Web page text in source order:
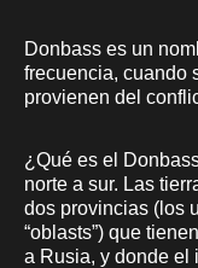
Donbass es un
frecuencia, cuando
provienen del
¿Qué es el
norte a sur. Las
dos provincias (los
“oblasts”) que
a Rusia, y donde el